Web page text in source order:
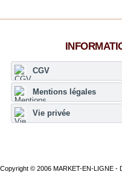
CGV
Mentions légales
Vie privée
Copyright © 2006 MARKET-EN-LIGNE -